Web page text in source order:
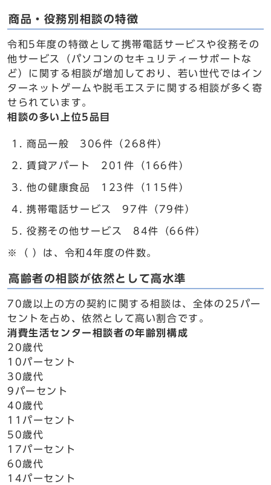
商品・役務別相談の特徴
令和5年度の特徴として携帯電話サービスや役務その
他サービス（パソコンのセキュリティーサポートな
ど）に関する相談が増加しており、若い世代ではイン
ターネットゲームや脱毛エステに関する相談が多く寄
せられています。
相談の多い上位5品目
商品一般 306件（268件）
賃貸アパート 201件（166件）
他の健康食品 123件（115件）
携帯電話サービス 97件（79件）
役務その他サービス 84件（66件）
※（ ）は、令和4年度の件数。
高齢者の相談が依然として高水準
70歳以上の方の契約に関する相談は、全体の25パー
セントを占め、依然として高い割合です。
消費生活センター相談者の年齢別構成
20歳代
10パーセント
30歳代
9パーセント
40歳代
11パーセント
50歳代
17パーセント
60歳代
14パーセント